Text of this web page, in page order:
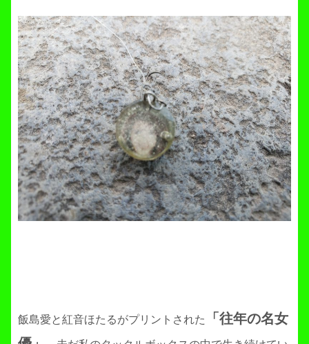
飯島愛と紅音ほたるがプリントされた
「往年の名女